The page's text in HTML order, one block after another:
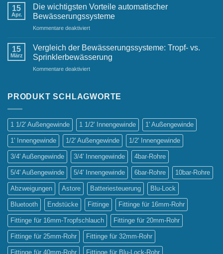
Bewässerungsanlagen:
Must-
Have
jeden
Gastgarten
15
Apr.
Die wichtigsten Vorteile automatischer
Bewässerungssysteme
Kommentare deaktiviertfür
wichtigsten
automatischer
Bewässerungssysteme
15
März
Vergleich der Bewässerungssysteme: Tropf- vs.
Sprinklerbewässerung
Kommentare deaktiviertfür
Bewässerungssysteme:
Sprinklerbewässerung
PRODUKT SCHLAGWORTE
1 1/2' Außengewinde 1 1/2' Innengewinde 1' Außengewinde
1' Innengewinde 1/2' Außengewinde 1/2' Innengewinde
3/4' Außengewinde 3/4' Innengewinde 4bar-Rohre
5/4' Außengewinde 5/4' Innengewinde 6bar-Rohre 10bar-Rohre
Abzweigungen Astore Batteriesteuerung Blu-Lock
Bluetooth Endstücke Fittinge Fittinge für 16mm-Rohr
Fittinge für 16mm-Tropfschlauch Fittinge für 20mm-Rohr
Fittinge für 25mm-Rohr Fittinge für 32mm-Rohr
Fittinge für 40mm-Rohr Fittinge für Blu-Lock-Rohr